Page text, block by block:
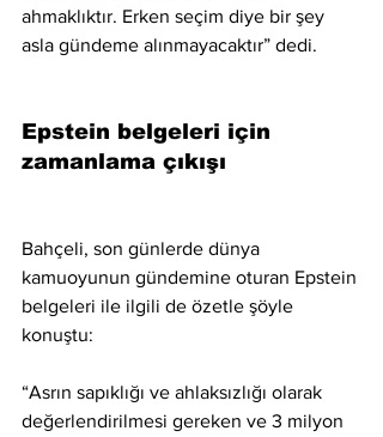
ahmaklıktır. Erken seçim diye bir şey
asla gündeme alınmayacaktır” dedi.
Epstein belgeleri için
zamanlama çıkışı
Bahçeli, son günlerde dünya
kamuoyunun gündemine oturan Epstein
belgeleri ile ilgili de özetle şöyle
konuştu:
“Asrın sapıklığı ve ahlaksızlığı olarak
değerlendirilmesi gereken ve 3 milyon